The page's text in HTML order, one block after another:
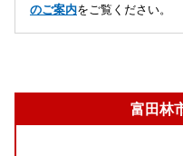
のご案内をご覧ください。
富田林